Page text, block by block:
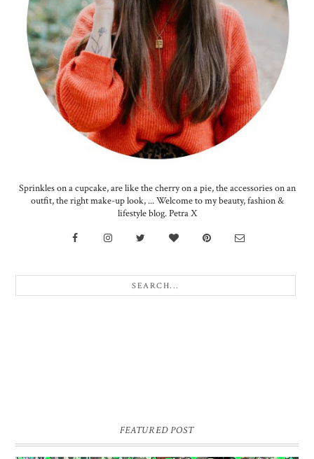
Sprinkles on a cupcake, are like the cherry on a pie, the accessories on an
outfit, the right make-up look, ... Welcome to my beauty, fashion &
lifestyle blog. Petra X
FEATURED POST